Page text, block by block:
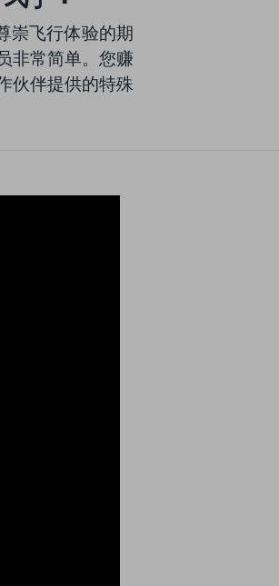
崇飞行体验的期
非常简单。您赚
伙伴提供的特殊